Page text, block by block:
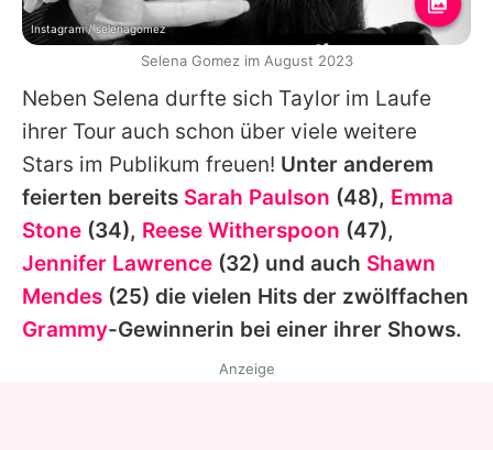
Neben Selena durfte sich Taylor im Laufe
ihrer Tour auch schon über viele weitere
Stars im Publikum freuen! Unter anderem
feierten bereits Sarah Paulson (48), Emma
Stone (34), Reese Witherspoon (47),
Jennifer Lawrence (32) und auch Shawn
Mendes (25) die vielen Hits der zwölffachen
Grammy-Gewinnerin bei einer ihrer Shows.
Instagram / selenagomez
Selena Gomez im August 2023
Anzeige